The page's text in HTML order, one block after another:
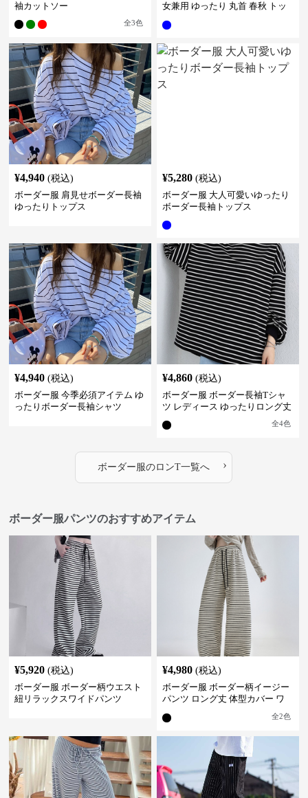
袖カットソー
全3色
女兼用 ゆったり 丸首 春秋 トッ
¥4,940 (税込)
ボーダー服 肩見せボーダー長袖
ゆったりトップス
¥5,280 (税込)
ボーダー服 大人可愛いゆったり
ボーダー長袖トップス
¥4,940 (税込)
ボーダー服 今季必須アイテム ゆ
ったりボーダー長袖シャツ
¥4,860 (税込)
ボーダー服 ボーダー長袖Tシャ
ツ レディース ゆったりロング丈
全4色
ボーダー服のロンT一覧へ ›
ボーダー服パンツのおすすめアイテム
¥5,920 (税込)
ボーダー服 ボーダー柄ウエスト
紐リラックスワイドパンツ
¥4,980 (税込)
ボーダー服 ボーダー柄イージー
パンツ ロング丈 体型カバー ワ
全2色